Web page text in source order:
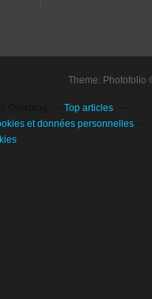
Theme:
Top articles
et données personnelles